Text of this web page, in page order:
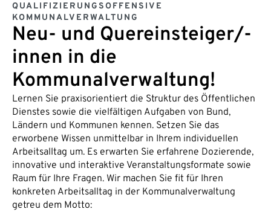
QUALIFIZIERUNGSOFFENSIVE
KOMMUNALVERWALTUNG
Neu- und Quereinsteiger/-
innen in die
Kommunalverwaltung!
Lernen Sie praxisorientiert die Struktur des Öffentlichen
Dienstes sowie die vielfältigen Aufgaben von Bund,
Ländern und Kommunen kennen. Setzen Sie das
erworbene Wissen unmittelbar in Ihrem individuellen
Arbeitsalltag um. Es erwarten Sie erfahrene Dozierende,
innovative und interaktive Veranstaltungsformate sowie
Raum für Ihre Fragen. Wir machen Sie fit für Ihren
konkreten Arbeitsalltag in der Kommunalverwaltung
getreu dem Motto: